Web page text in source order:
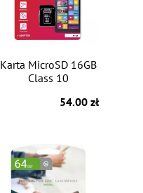
Karta MicroSD 16GB
Class 10
54.00 zł